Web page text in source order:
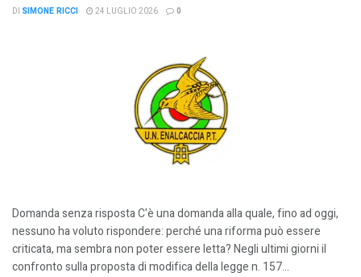
DI SIMONE RICCI 24 LUGLIO 2026 0
Domanda senza risposta C'è una domanda alla quale, fino ad oggi,
nessuno ha voluto rispondere: perché una riforma può essere
criticata, ma sembra non poter essere letta? Negli ultimi giorni il
confronto sulla proposta di modifica della legge n. 157...